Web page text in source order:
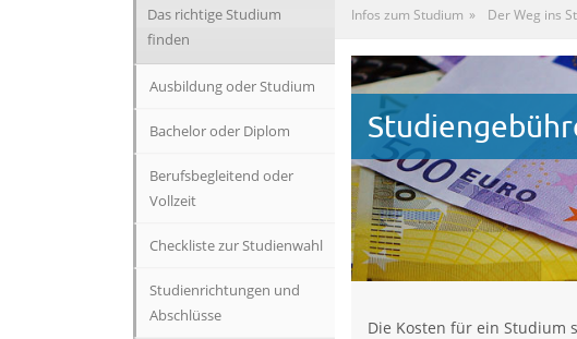
Infos zum Studium Der Weg ins
Die Kosten für ein Studium
Das richtige Studium
finden
Ausbildung oder Studium
Bachelor oder Diplom
Berufsbegleitend oder
Vollzeit
Checkliste zur Studienwahl
Studienrichtungen und
Abschlüsse